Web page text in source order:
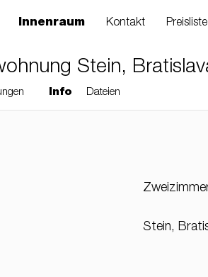
Innenraum Kontakt Preisliste
Stein,
Info Dateien
Stein,